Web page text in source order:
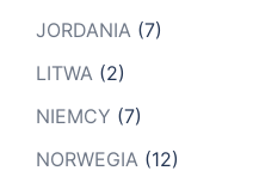
JORDANIA (7)
LITWA (2)
NIEMCY (7)
NORWEGIA (12)